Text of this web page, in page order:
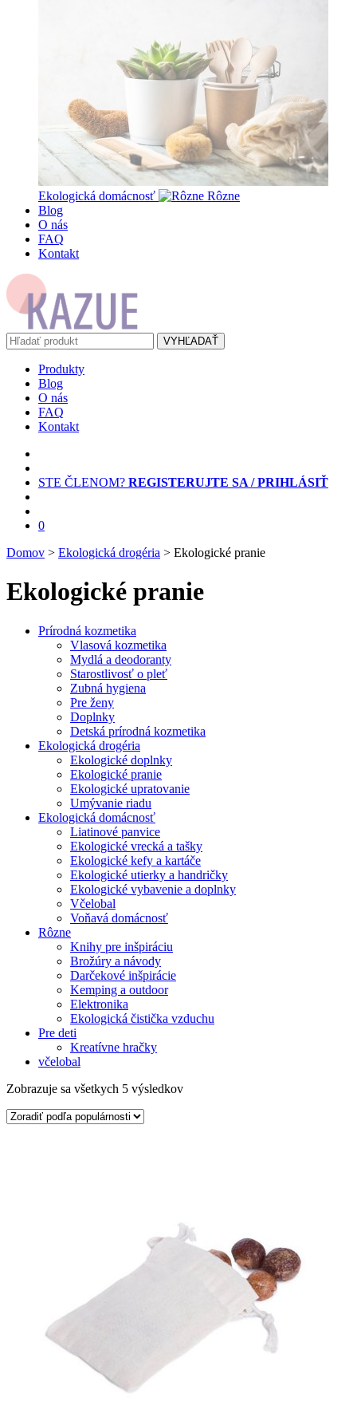
Ekologická domácnosť
Rôzne
Blog
O nás
FAQ
Kontakt
VYHĽADAŤ
Produkty
Blog
O nás
FAQ
Kontakt
STE ČLENOM? REGISTERUJTE SA / PRIHLÁSIŤ
0
Domov > Ekologická drogéria > Ekologické pranie
Ekologické pranie
Prírodná kozmetika
Vlasová kozmetika
Mydlá a deodoranty
Starostlivosť o pleť
Zubná hygiena
Pre ženy
Doplnky
Detská prírodná kozmetika
Ekologická drogéria
Ekologické doplnky
Ekologické pranie
Ekologické upratovanie
Umývanie riadu
Ekologická domácnosť
Liatinové panvice
Ekologické vrecká a tašky
Ekologické kefy a kartáče
Ekologické utierky a handričky
Ekologické vybavenie a doplnky
Včelobal
Voňavá domácnosť
Rôzne
Knihy pre inšpiráciu
Brožúry a návody
Darčekové inšpirácie
Kemping a outdoor
Elektronika
Ekologická čistička vzduchu
Pre deti
Kreatívne hračky
včelobal
Zobrazuje sa všetkych 5 výsledkov